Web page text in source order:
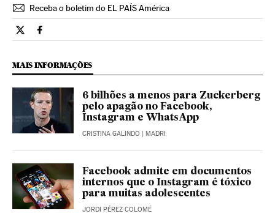
Receba o boletim do EL PAÍS América
Tecnologia El País Brasil en Twitter
Tecnologia El País Brasil en Facebook
MAIS INFORMAÇÕES
6 bilhões a menos para Zuckerberg
pelo apagão no Facebook,
Instagram e WhatsApp
CRISTINA GALINDO | MADRI
Facebook admite em documentos
internos que o Instagram é tóxico
para muitas adolescentes
JORDI PÉREZ COLOMÉ